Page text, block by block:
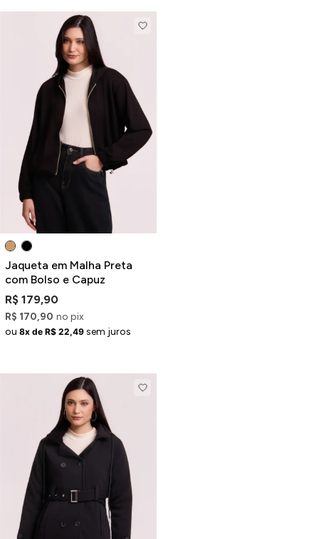
Jaqueta em Malha Preta
com Bolso e Capuz
R$ 179,90
R$ 170,90 no pix
ou 8x de R$ 22,49 sem juros